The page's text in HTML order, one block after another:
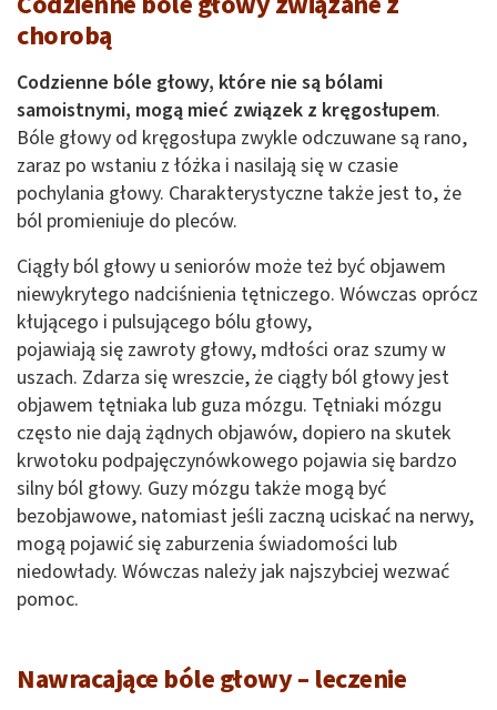
chorobą
Codzienne bóle głowy, które nie są bólami
samoistnymi, mogą mieć związek z kręgosłupem.
Bóle głowy od kręgosłupa zwykle odczuwane są rano,
zaraz po wstaniu z łóżka i nasilają się w czasie
pochylania głowy. Charakterystyczne także jest to, że
ból promieniuje do pleców.
Ciągły ból głowy u seniorów może też być objawem
niewykrytego nadciśnienia tętniczego. Wówczas oprócz
kłującego i pulsującego bólu głowy,
pojawiają się zawroty głowy, mdłości oraz szumy w
uszach. Zdarza się wreszcie, że ciągły ból głowy jest
objawem tętniaka lub guza mózgu. Tętniaki mózgu
często nie dają żądnych objawów, dopiero na skutek
krwotoku podpajęczynówkowego pojawia się bardzo
silny ból głowy. Guzy mózgu także mogą być
bezobjawowe, natomiast jeśli zaczną uciskać na nerwy,
mogą pojawić się zaburzenia świadomości lub
niedowłady. Wówczas należy jak najszybciej wezwać
pomoc.
Nawracające bóle głowy – leczenie